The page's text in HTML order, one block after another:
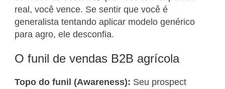
real, você vence. Se sentir que você é
generalista tentando aplicar modelo genérico
para agro, ele desconfia.
O funil de vendas B2B agrícola
Topo do funil (Awareness): Seu prospect